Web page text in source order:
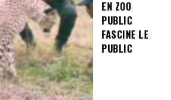
EN ZOO
PUBLIC
FASCINE LE
PUBLIC